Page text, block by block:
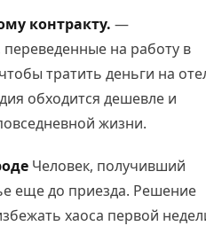
контракту. —
на работу в
тратить деньги на
обходится дешевле и
жизни.
Человек, получивший
еще до приезда. Решение
хаоса первой